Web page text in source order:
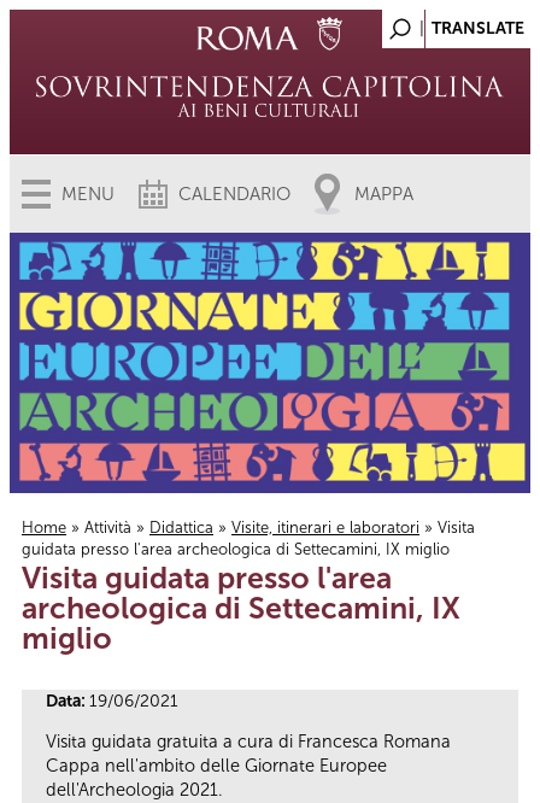
MENU CALENDARIO MAPPA
Tu sei qui
Home » Attività » Didattica » Visite, itinerari e laboratori » Visita
guidata presso l'area archeologica di Settecamini, IX miglio
Visita guidata presso l'area
archeologica di Settecamini, IX
miglio
Data: 19/06/2021
Visita guidata gratuita a cura di Francesca Romana
Cappa nell'ambito delle Giornate Europee
dell'Archeologia 2021.